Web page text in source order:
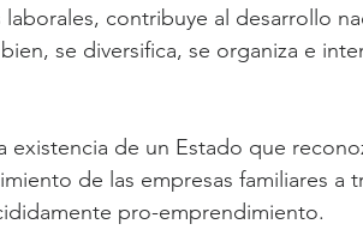
contribuye al desarrollo
se diversifica, se organiza e
existencia de un Estado que
de las empresas familiares a
pro-emprendimiento.